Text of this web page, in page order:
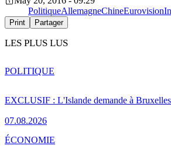
PolitiqueAllemagneChineEurovision
Print Partager
LES PLUS LUS
EXCLUSIF : L'Islande demande à
07.08.2026
POLITIQUE
ÉCONOMIE